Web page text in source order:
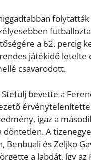
a 62. percig
játékidő
csavarodott.
bevette a
igaz a
A
Benbuali és Zeljko
a labdát, így